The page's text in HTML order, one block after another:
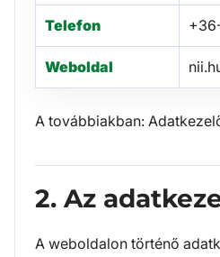
Telefon
Weboldal
A továbbiakban:
2. Az
A weboldalon történő